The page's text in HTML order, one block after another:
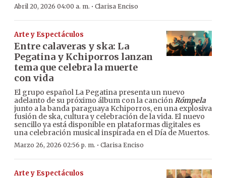
Abril 20, 2026 04:00 a. m. · Clarisa Enciso
Arte y Espectáculos
Entre calaveras y ska: La
Pegatina y Kchiporros lanzan
tema que celebra la muerte
con vida
El grupo español La Pegatina presenta un nuevo
adelanto de su próximo álbum con la canciónRómpela
junto a la banda paraguaya Kchiporros, en una explosiva
fusión de ska, cultura y celebración de la vida. El nuevo
sencillo ya está disponible en plataformas digitales es
una celebración musical inspirada en el Día de Muertos.
Marzo 26, 2026 02:56 p. m. · Clarisa Enciso
Arte y Espectáculos